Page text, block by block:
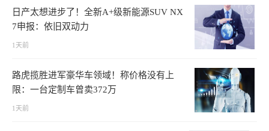
日产太想进步了！全新A+级新能源SUV NX
7申报：依旧双动力
1天前
路虎揽胜进军豪华车领域！称价格没有上
限：一台定制车曾卖372万
1天前